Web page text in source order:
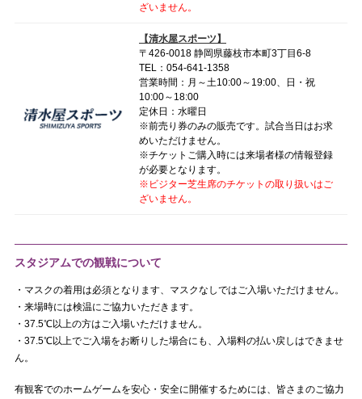
ざいません。
【清水屋スポーツ】
〒426-0018 静岡県藤枝市本町3丁目6-8
TEL：054-641-1358
営業時間：月～土10:00～19:00、日・祝
10:00～18:00
定休日：水曜日
※前売り券のみの販売です。試合当日はお求
めいただけません。
※チケットご購入時には来場者様の情報登録
が必要となります。
※ビジター芝生席のチケットの取り扱いはご
ざいません。
スタジアムでの観戦について
・マスクの着用は必須となります、マスクなしではご入場いただけません。
・来場時には検温にご協力いただきます。
・37.5℃以上の方はご入場いただけません。
・37.5℃以上でご入場をお断りした場合にも、入場料の払い戻しはできませ
ん。
有観客でのホームゲームを安心・安全に開催するためには、皆さまのご協力